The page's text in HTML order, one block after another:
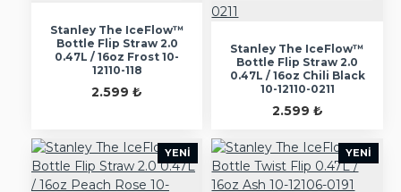
Stanley The IceFlow™
Bottle Flip Straw 2.0
0.47L / 16oz Frost 10-
12110-118
2.599 ₺
Stanley The IceFlow™
Bottle Flip Straw 2.0
0.47L / 16oz Chili Black
10-12110-0211
2.599 ₺
YENI YENI